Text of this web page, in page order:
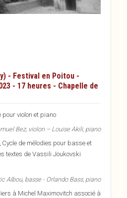
- Festival en Poitou -
- 17 heures - Chapelle de
pour violon et piano
Bez, violon – Louise Akili, piano
Cycle de mélodies pour basse et
textes de Vassili Joukovski
Albou, basse - Orlando Bass, piano
à Michel Maximovitch associé à